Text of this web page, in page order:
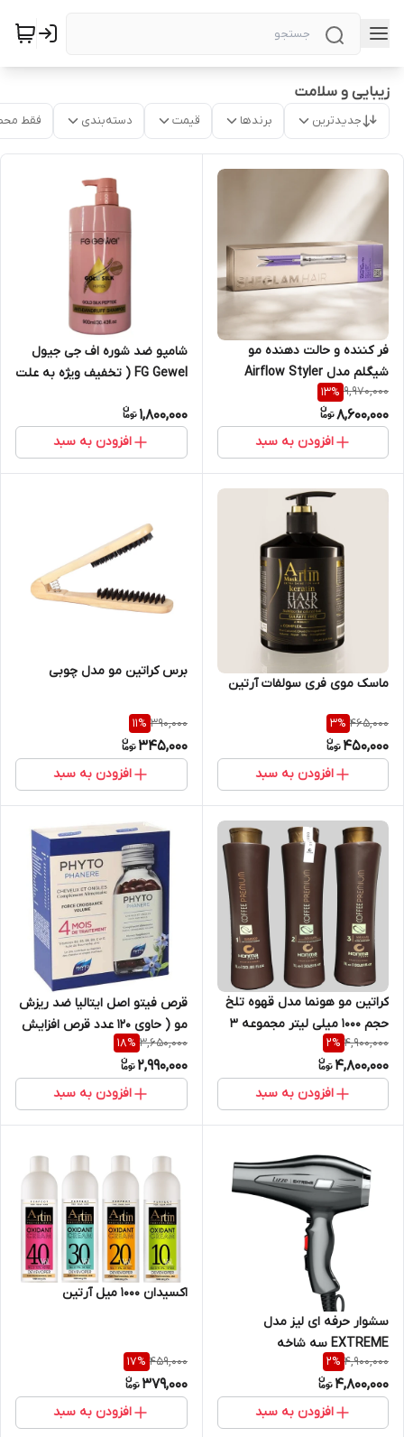
زیبایی و سلامت
جدیدترین برندها قیمت دسته‌بندی فقط
فر کننده و حالت دهنده مو
شیگلم مدل Airflow Styler
Pro-25mm
9,970,000
13%
8,600,000
افزودن به سبد
شامپو ضد شوره اف جی جیول
FG Gewel ( تخفیف ویژه به علت
1,800,000
افزودن به سبد
ماسک موی فری سولفات آرتین
465,000
3%
450,000
افزودن به سبد
برس کراتین مو مدل چوبی
390,000
11%
345,000
افزودن به سبد
کراتین مو هونما مدل قهوه تلخ
حجم 1000 میلی لیتر مجموعه 3
عددی
4,900,000
2%
4,800,000
افزودن به سبد
قرص فیتو اصل ایتالیا ضد ریزش
مو ( حاوی 120 عدد قرص افزایش
رشد مو و همچنین تقویت و
رشد ناخن) phytophanere
3,650,000
18%
2,990,000
افزودن به سبد
سشوار حرفه ای لیز مدل
EXTREME سه شاخه
4,900,000
2%
4,800,000
افزودن به سبد
اکسیدان ۱۰۰۰ میل آرتین
459,000
17%
379,000
افزودن به سبد